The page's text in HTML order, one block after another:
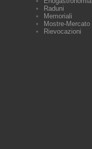
Raduni
Memoriali
Mostre-Mercato
Rievocazioni